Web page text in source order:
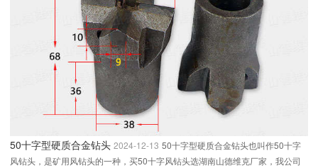
50十字型硬质合金钻头 2024-12-13 50十字型硬质合金钻头也叫作50十字
风钻头，是矿用风钻头的一种，买50十字风钻头选湖南山德维克厂家，我公司